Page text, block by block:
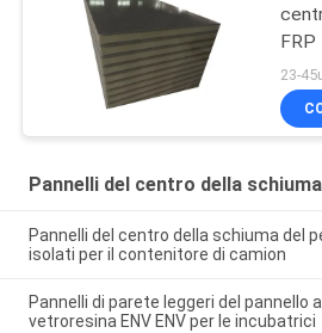
FRP
23-
Pannelli del centro della schiuma
Pannelli del centro della schiuma del
isolati per il contenitore di camion
Pannelli di parete leggeri del pannello
vetroresina ENV ENV per le incubatrici